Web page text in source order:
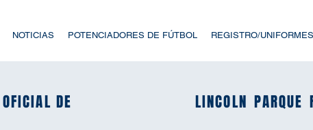
NOTICIAS POTENCIADORES DE FÚTBOL REGISTRO/UNIFORMES
DE LINCOLN PARQUE
DE LINCOLN PARQUE